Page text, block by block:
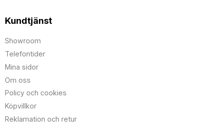
Kundtjänst
Showroom
Telefontider
Mina sidor
Om oss
Policy och cookies
Köpvillkor
Reklamation och retur